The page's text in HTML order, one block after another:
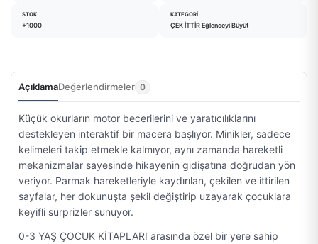
STOK
+1000
KATEGORI
ÇEK İTTİR Eğlenceyi Büyüt
AçıklamaDeğerlendirmeler 0
Küçük okurların motor becerilerini ve yaratıcılıklarını
destekleyen interaktif bir macera başlıyor. Minikler, sadece
kelimeleri takip etmekle kalmıyor, aynı zamanda hareketli
mekanizmalar sayesinde hikayenin gidişatına doğrudan yön
veriyor. Parmak hareketleriyle kaydırılan, çekilen ve ittirilen
sayfalar, her dokunuşta şekil değiştirip uzayarak çocuklara
keyifli sürprizler sunuyor.
0-3 YAŞ ÇOCUK KİTAPLARI arasında özel bir yere sahip